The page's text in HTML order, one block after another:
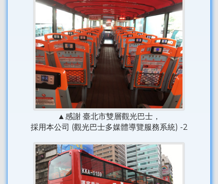
▲感謝 臺北市雙層觀光巴士，
採用本公司 (觀光巴士多媒體導覽服務系統) -2